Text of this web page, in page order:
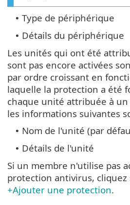
• Type de périphérique
• Détails du périphérique
Les unités qui ont été
sont pas encore activées
par ordre croissant en
laquelle la protection a été
chaque unité attribuée à
les informations suivantes
• Nom de l'unité (par
• Détails de l'unité
Si un membre n'utilise pas
protection antivirus,
+Ajouter une protection.